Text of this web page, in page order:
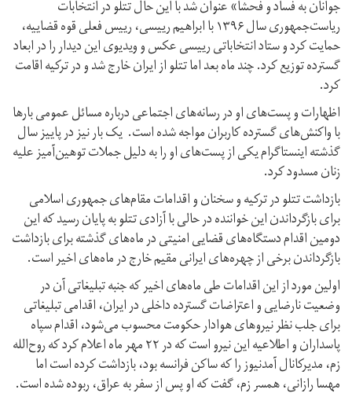
جوانان به فساد و فحشا» عنوان شد با این حال تتلو در انتخابات
ریاست‌جمهوری سال ۱۳۹۶ با ابراهیم رییسی، رییس فعلی قوه قضاییه،
حمایت کرد و ستاد انتخاباتی رییسی عکس و ویدیوی این دیدار را در ابعاد
گسترده توزیع کرد. چند ماه بعد اما تتلو از ایران خارج شد و در ترکیه اقامت
کرد.
اظهارات و پست‌های او در رسانه‌های اجتماعی درباره مسائل عمومی بارها
با واکنش‌های گسترده کاربران مواجه شده است. یک بار نیز در پاییز سال
گذشته اینستاگرام یکی از پست‌های او را به دلیل جملات توهین‌آمیز علیه
زنان مسدود کرد.
بازداشت تتلو در ترکیه و سخنان و اقدامات مقام‌های جمهوری اسلامی
برای بازگرداندن این خواننده در حالی با آزادی تتلو به پایان رسید که این
دومین اقدام دستگاه‌های قضایی امنیتی در ماه‌های گذشته برای بازداشت
بازگرداندن برخی از چهره‌های ایرانی مقیم خارج در ماه‌های اخیر است.
اولین مورد از این اقدامات طی ماه‌های اخیر که جنبه تبلیغاتی آن در
وضعیت نارضایی و اعتراضات گسترده داخلی در ایران، اقدامی تبلیغاتی
برای جلب نظر نیروهای هوادار حکومت محسوب می‌شود، اقدام سپاه
پاسداران و اطلاعیه‌ این نیرو است که در ۲۲ مهر ماه اعلام کرد که روح‌الله
زم، مدیرکانال آمدنیوز را که ساکن فرانسه بود، بازداشت کرده است اما
مهسا رازانی، همسر زم، گفت که او پس از سفر به عراق، ربوده شده است.